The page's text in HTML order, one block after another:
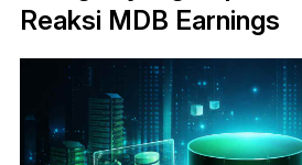
Reaksi MDB Earnings